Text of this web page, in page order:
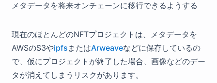
メタデータを将来オンチェーンに移行できるようする
現在のほとんどのNFTプロジェクトは、メタデータを
AWSのS3やipfs またはArweaveなどに保存しているの
で、仮にプロジェクトが終了した場合、画像などのデー
タが消えてしまうリスクがあります。